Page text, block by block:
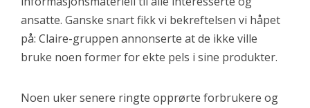
ansatte. Ganske snart fikk vi bekreftelsen vi håpet
på: Claire-gruppen annonserte at de ikke ville
bruke noen former for ekte pels i sine produkter.
Noen uker senere ringte opprørte forbrukere og